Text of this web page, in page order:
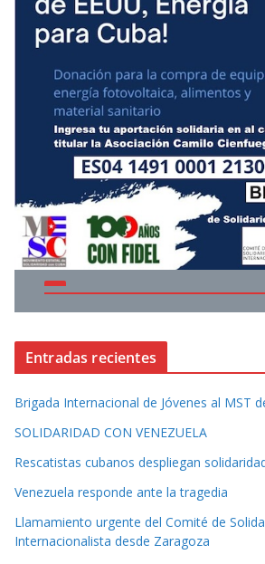
Entradas recientes
Brigada Internacional de Jóvenes al MST
SOLIDARIDAD CON VENEZUELA
Rescatistas cubanos despliegan
Venezuela responde ante la tragedia
Llamamiento urgente del Comité de
Internacionalista desde Zaragoza